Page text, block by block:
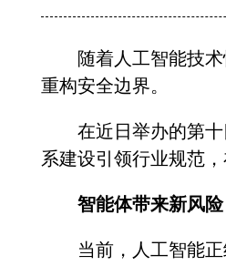
随着人工智能技术
重构安全边界。
在近日举办的第十
系建设引领行业规范
智能体带来新风险
当前，人工智能正